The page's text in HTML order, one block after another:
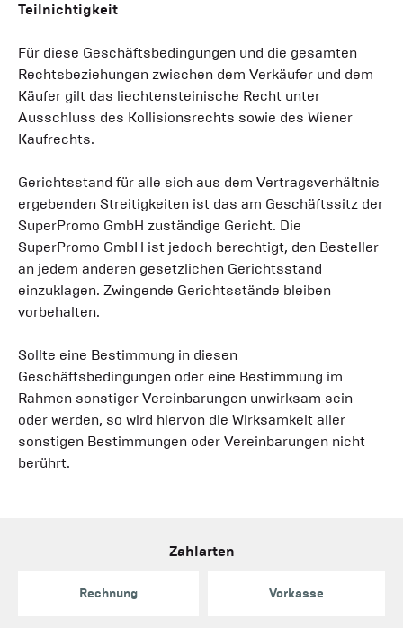
Teilnichtigkeit
Für diese Geschäftsbedingungen und die gesamten
Rechtsbeziehungen zwischen dem Verkäufer und dem
Käufer gilt das liechtensteinische Recht unter
Ausschluss des Kollisionsrechts sowie des Wiener
Kaufrechts.
Gerichtsstand für alle sich aus dem Vertragsverhältnis
ergebenden Streitigkeiten ist das am Geschäftssitz der
SuperPromo GmbH zuständige Gericht. Die
SuperPromo GmbH ist jedoch berechtigt, den Besteller
an jedem anderen gesetzlichen Gerichtsstand
einzuklagen. Zwingende Gerichtsstände bleiben
vorbehalten.
Sollte eine Bestimmung in diesen
Geschäftsbedingungen oder eine Bestimmung im
Rahmen sonstiger Vereinbarungen unwirksam sein
oder werden, so wird hiervon die Wirksamkeit aller
sonstigen Bestimmungen oder Vereinbarungen nicht
berührt.
Zahlarten
Rechnung Vorkasse